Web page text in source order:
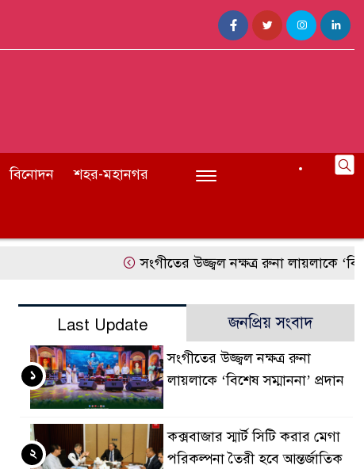
বিনোদন শহর-মহানগর
সংগীতের উজ্জ্বল নক্ষত্র রুনা লায়লাকে ‘বিশেষ
Last Update জনপ্রিয় সংবাদ
সংগীতের উজ্জ্বল নক্ষত্র রুনা
লায়লাকে ‘বিশেষ সম্মাননা’ প্রদান
১
কক্সবাজার স্মার্ট সিটি করার মেগা
পরিকল্পনা তৈরী হবে আন্তর্জাতিক
২